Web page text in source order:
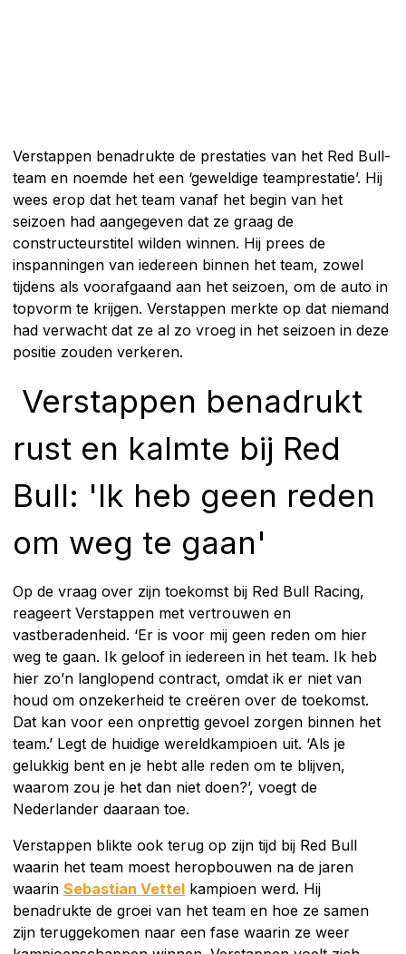
Verstappen benadrukte de prestaties van het Red Bull-
team en noemde het een ‘geweldige teamprestatie’. Hij
wees erop dat het team vanaf het begin van het
seizoen had aangegeven dat ze graag de
constructeurstitel wilden winnen. Hij prees de
inspanningen van iedereen binnen het team, zowel
tijdens als voorafgaand aan het seizoen, om de auto in
topvorm te krijgen. Verstappen merkte op dat niemand
had verwacht dat ze al zo vroeg in het seizoen in deze
positie zouden verkeren.
Verstappen benadrukt
rust en kalmte bij Red
Bull: 'Ik heb geen reden
om weg te gaan'
Op de vraag over zijn toekomst bij Red Bull Racing,
reageert Verstappen met vertrouwen en
vastberadenheid. ‘Er is voor mij geen reden om hier
weg te gaan. Ik geloof in iedereen in het team. Ik heb
hier zo’n langlopend contract, omdat ik er niet van
houd om onzekerheid te creëren over de toekomst.
Dat kan voor een onprettig gevoel zorgen binnen het
team.’ Legt de huidige wereldkampioen uit. ‘Als je
gelukkig bent en je hebt alle reden om te blijven,
waarom zou je het dan niet doen?’, voegt de
Nederlander daaraan toe.
Verstappen blikte ook terug op zijn tijd bij Red Bull
waarin het team moest heropbouwen na de jaren
waarin Sebastian Vettel kampioen werd. Hij
benadrukte de groei van het team en hoe ze samen
zijn teruggekomen naar een fase waarin ze weer